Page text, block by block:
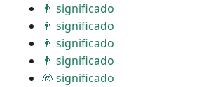
👨 significado
👨 significado
👨 significado
👨 significado
👰 significado